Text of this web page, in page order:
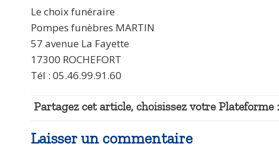
Le choix funéraire
Pompes funèbres MARTIN
57 avenue La Fayette
17300 ROCHEFORT
Tél : 05.46.99.91.60
Partagez cet article, choisissez votre Plateforme :
Laisser un commentaire